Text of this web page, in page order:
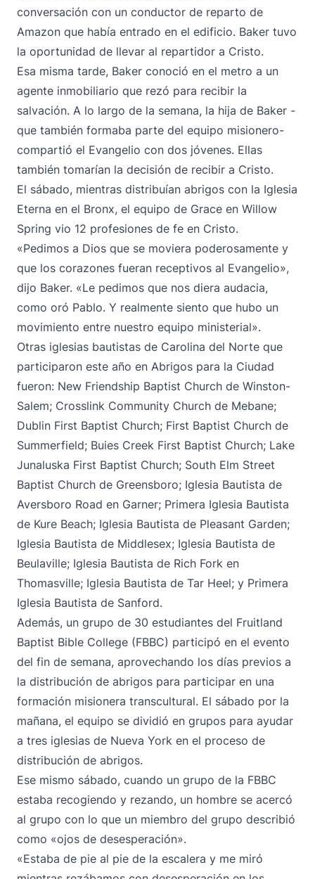
conversación con un conductor de reparto de
Amazon que había entrado en el edificio. Baker tuvo
la oportunidad de llevar al repartidor a Cristo.
Esa misma tarde, Baker conoció en el metro a un
agente inmobiliario que rezó para recibir la
salvación. A lo largo de la semana, la hija de Baker -
que también formaba parte del equipo misionero-
compartió el Evangelio con dos jóvenes. Ellas
también tomarían la decisión de recibir a Cristo.
El sábado, mientras distribuían abrigos con la Iglesia
Eterna en el Bronx, el equipo de Grace en Willow
Spring vio 12 profesiones de fe en Cristo.
«Pedimos a Dios que se moviera poderosamente y
que los corazones fueran receptivos al Evangelio»,
dijo Baker. «Le pedimos que nos diera audacia,
como oró Pablo. Y realmente siento que hubo un
movimiento entre nuestro equipo ministerial».
Otras iglesias bautistas de Carolina del Norte que
participaron este año en Abrigos para la Ciudad
fueron: New Friendship Baptist Church de Winston-
Salem; Crosslink Community Church de Mebane;
Dublin First Baptist Church; First Baptist Church de
Summerfield; Buies Creek First Baptist Church; Lake
Junaluska First Baptist Church; South Elm Street
Baptist Church de Greensboro; Iglesia Bautista de
Aversboro Road en Garner; Primera Iglesia Bautista
de Kure Beach; Iglesia Bautista de Pleasant Garden;
Iglesia Bautista de Middlesex; Iglesia Bautista de
Beulaville; Iglesia Bautista de Rich Fork en
Thomasville; Iglesia Bautista de Tar Heel; y Primera
Iglesia Bautista de Sanford.
Además, un grupo de 30 estudiantes del Fruitland
Baptist Bible College (FBBC) participó en el evento
del fin de semana, aprovechando los días previos a
la distribución de abrigos para participar en una
formación misionera transcultural. El sábado por la
mañana, el equipo se dividió en grupos para ayudar
a tres iglesias de Nueva York en el proceso de
distribución de abrigos.
Ese mismo sábado, cuando un grupo de la FBBC
estaba recogiendo y rezando, un hombre se acercó
al grupo con lo que un miembro del grupo describió
como «ojos de desesperación».
«Estaba de pie al pie de la escalera y me miró